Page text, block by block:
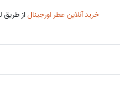
خرید آنلاین عطر اورجینالاز طریق